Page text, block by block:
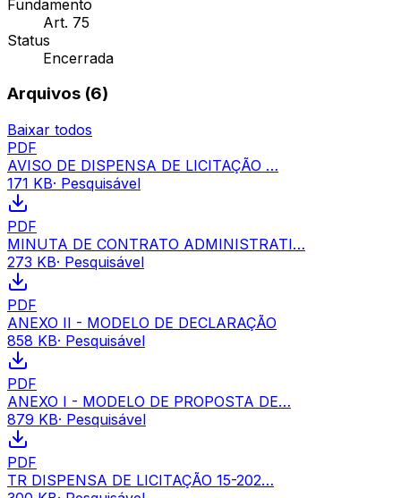
Fundamento
Art. 75
Status
Encerrada
Arquivos (6)
Baixar todos
PDF
AVISO DE DISPENSA DE LICITAÇÃO …
171 KB· Pesquisável
PDF
MINUTA DE CONTRATO ADMINISTRATI…
273 KB· Pesquisável
PDF
ANEXO II - MODELO DE DECLARAÇÃO
858 KB· Pesquisável
PDF
ANEXO I - MODELO DE PROPOSTA DE…
879 KB· Pesquisável
PDF
TR DISPENSA DE LICITAÇÃO 15-202…